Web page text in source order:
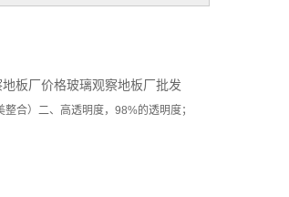
板厂价格玻璃观察地板厂批发
合）二、高透明度，98%的透明度；